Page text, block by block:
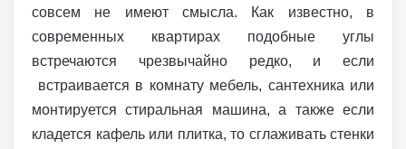
совсем не имеют смысла. Как известно, в
современных квартирах подобные углы
встречаются чрезвычайно редко, и если
встраивается в комнату мебель, сантехника или
монтируется стиральная машина, а также если
кладется кафель или плитка, то сглаживать стенки